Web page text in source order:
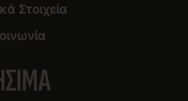
Στοιχεία